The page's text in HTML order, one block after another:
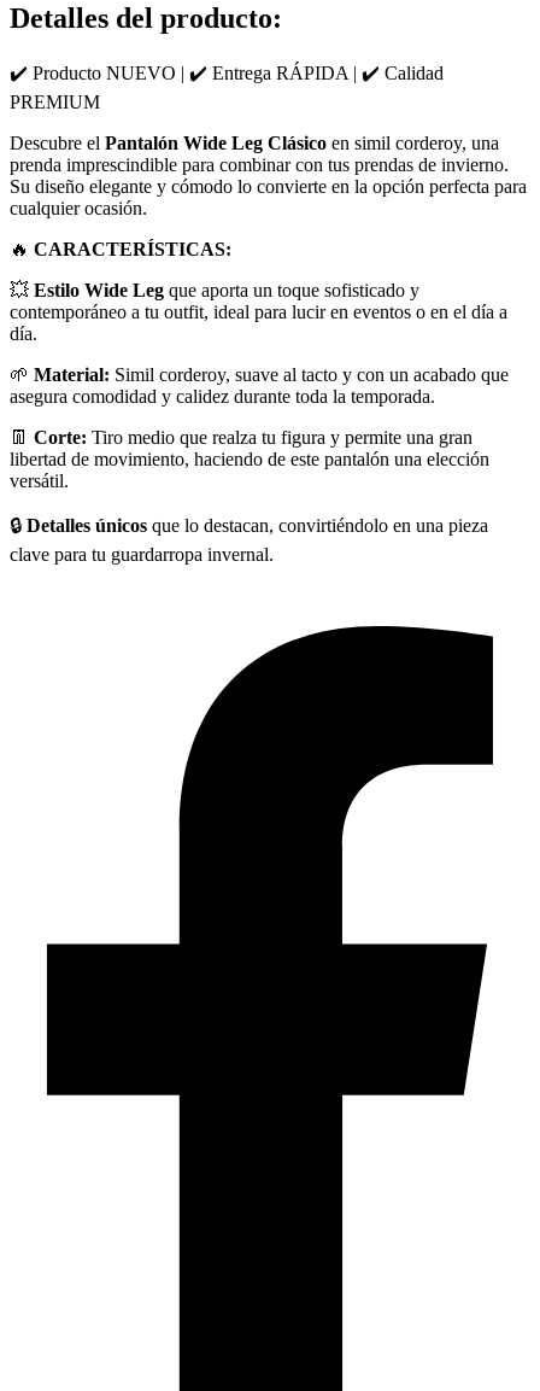
Detalles del producto:
✔️ Producto NUEVO | ✔️ Entrega RÁPIDA | ✔️ Calidad
PREMIUM
Descubre el Pantalón Wide Leg Clásico en simil corderoy, una
prenda imprescindible para combinar con tus prendas de invierno.
Su diseño elegante y cómodo lo convierte en la opción perfecta para
cualquier ocasión.
🔥 CARACTERÍSTICAS:
💥 Estilo Wide Leg que aporta un toque sofisticado y
contemporáneo a tu outfit, ideal para lucir en eventos o en el día a
día.
🌱 Material: Simil corderoy, suave al tacto y con un acabado que
asegura comodidad y calidez durante toda la temporada.
👖 Corte: Tiro medio que realza tu figura y permite una gran
libertad de movimiento, haciendo de este pantalón una elección
versátil.
🔒 Detalles únicos que lo destacan, convirtiéndolo en una pieza
clave para tu guardarropa invernal.